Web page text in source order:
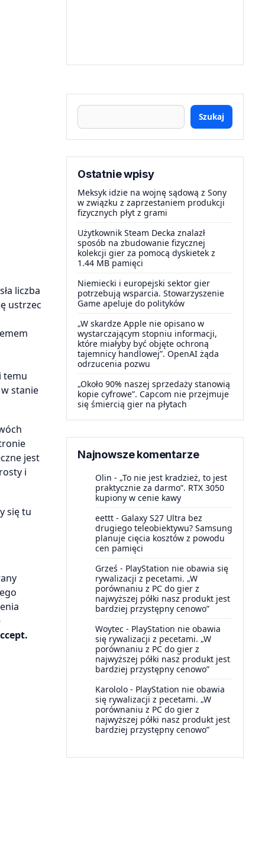
liczba
ustrzec
temu
stanie
jest
i
się tu
Szukaj
Ostatnie wpisy
Meksyk idzie na wojnę sądową z Sony
w związku z zaprzestaniem produkcji
fizycznych płyt z grami
Użytkownik Steam Decka znalazł
sposób na zbudowanie fizycznej
kolekcji gier za pomocą dyskietek z
1.44 MB pamięci
Niemiecki i europejski sektor gier
potrzebują wsparcia. Stowarzyszenie
Game apeluje do polityków
„W skardze Apple nie opisano w
wystarczającym stopniu informacji,
które miałyby być objęte ochroną
tajemnicy handlowej”. OpenAI żąda
odrzucenia pozwu
„Około 90% naszej sprzedaży stanowią
kopie cyfrowe”. Capcom nie przejmuje
się śmiercią gier na płytach
Najnowsze komentarze
Olin - „To nie jest kradzież, to jest
praktycznie za darmo”. RTX 3050
kupiony w cenie kawy
eettt - Galaxy S27 Ultra bez
drugiego teleobiektywu? Samsung
planuje cięcia kosztów z powodu
cen pamięci
Grześ - PlayStation nie obawia się
rywalizacji z pecetami. „W
porównaniu z PC do gier z
najwyższej półki nasz produkt jest
bardziej przystępny cenowo”
Woytec - PlayStation nie obawia
się rywalizacji z pecetami. „W
porównaniu z PC do gier z
najwyższej półki nasz produkt jest
bardziej przystępny cenowo”
Karololo - PlayStation nie obawia
się rywalizacji z pecetami. „W
porównaniu z PC do gier z
najwyższej półki nasz produkt jest
bardziej przystępny cenowo”